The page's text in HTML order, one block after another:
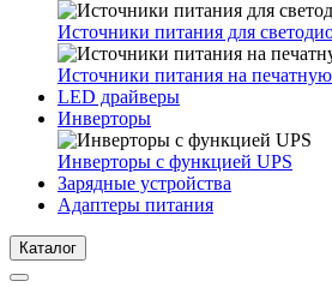
Источники питания для
Источники питания на
LED драйверы
Инверторы
Инверторы с функцией UPS
Зарядные устройства
Адаптеры питания
Каталог